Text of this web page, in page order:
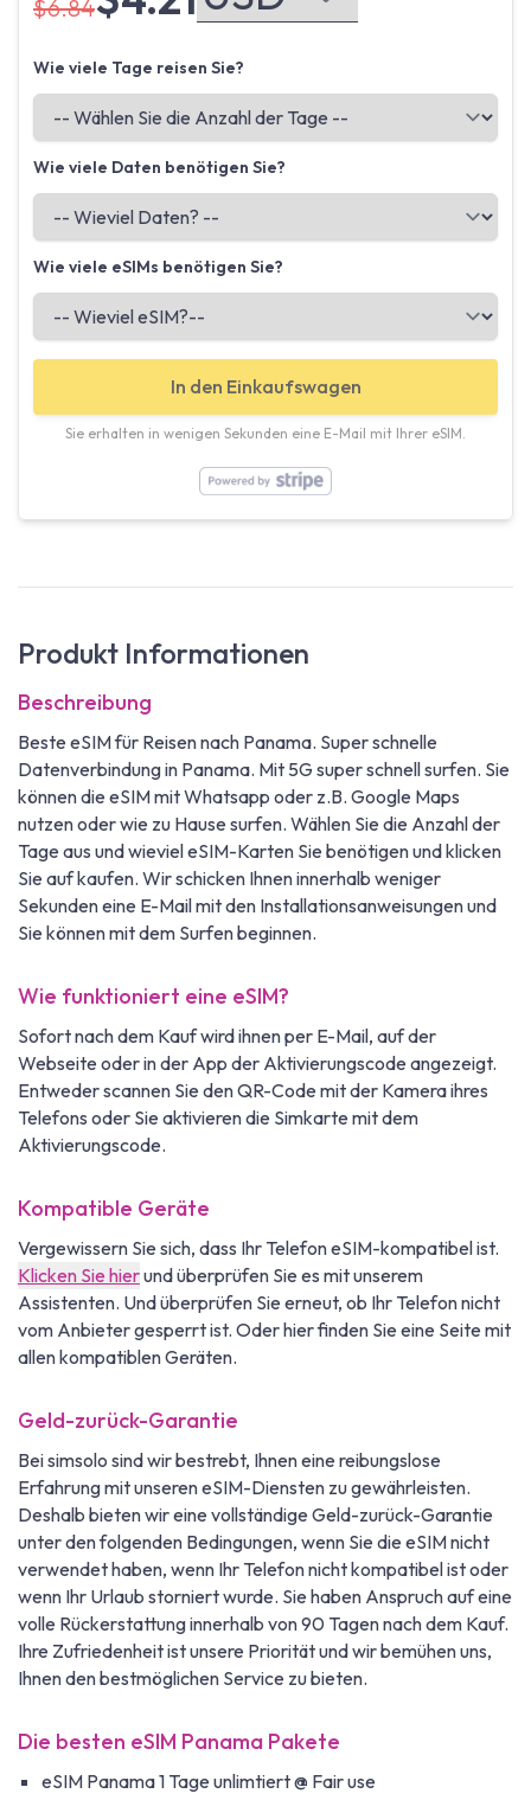
$6.84
Wie viele Tage reisen Sie?
Wie viele Daten benötigen Sie?
Wie viele eSIMs benötigen Sie?
In den Einkaufswagen
Sie erhalten in wenigen Sekunden eine E-Mail mit Ihrer eSIM.
Produkt Informationen
Beschreibung
Beste eSIM für Reisen nach Panama. Super schnelle
Datenverbindung in Panama. Mit 5G super schnell surfen. Sie
können die eSIM mit Whatsapp oder z.B. Google Maps
nutzen oder wie zu Hause surfen. Wählen Sie die Anzahl der
Tage aus und wieviel eSIM-Karten Sie benötigen und klicken
Sie auf kaufen. Wir schicken Ihnen innerhalb weniger
Sekunden eine E-Mail mit den Installationsanweisungen und
Sie können mit dem Surfen beginnen.
Wie funktioniert eine eSIM?
Sofort nach dem Kauf wird ihnen per E-Mail, auf der
Webseite oder in der App der Aktivierungscode angezeigt.
Entweder scannen Sie den QR-Code mit der Kamera ihres
Telefons oder Sie aktivieren die Simkarte mit dem
Aktivierungscode.
Kompatible Geräte
Vergewissern Sie sich, dass Ihr Telefon eSIM-kompatibel ist.
Klicken Sie hierund überprüfen Sie es mit unserem
Assistenten. Und überprüfen Sie erneut, ob Ihr Telefon nicht
vom Anbieter gesperrt ist. Oder hier finden Sie eine Seite mit
allen kompatiblen Geräten.
Geld-zurück-Garantie
Bei simsolo sind wir bestrebt, Ihnen eine reibungslose
Erfahrung mit unseren eSIM-Diensten zu gewährleisten.
Deshalb bieten wir eine vollständige Geld-zurück-Garantie
unter den folgenden Bedingungen, wenn Sie die eSIM nicht
verwendet haben, wenn Ihr Telefon nicht kompatibel ist oder
wenn Ihr Urlaub storniert wurde. Sie haben Anspruch auf eine
volle Rückerstattung innerhalb von 90 Tagen nach dem Kauf.
Ihre Zufriedenheit ist unsere Priorität und wir bemühen uns,
Ihnen den bestmöglichen Service zu bieten.
Die besten eSIM Panama Pakete
eSIM Panama 1 Tage unlimtiert @ Fair use